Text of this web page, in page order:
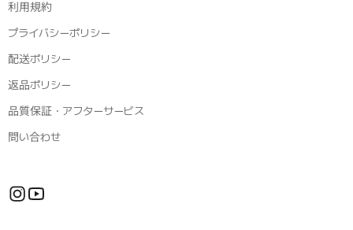
利用規約
プライバシーポリシー
配送ポリシー
返品ポリシー
品質保証・アフターサービス
問い合わせ